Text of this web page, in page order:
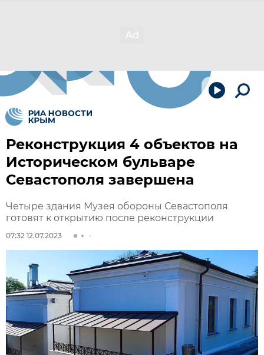
Реконструкция 4 объектов на
Историческом бульваре
Севастополя завершена
Четыре здания Музея обороны Севастополя
готовят к открытию после реконструкции
07:32 12.07.2023